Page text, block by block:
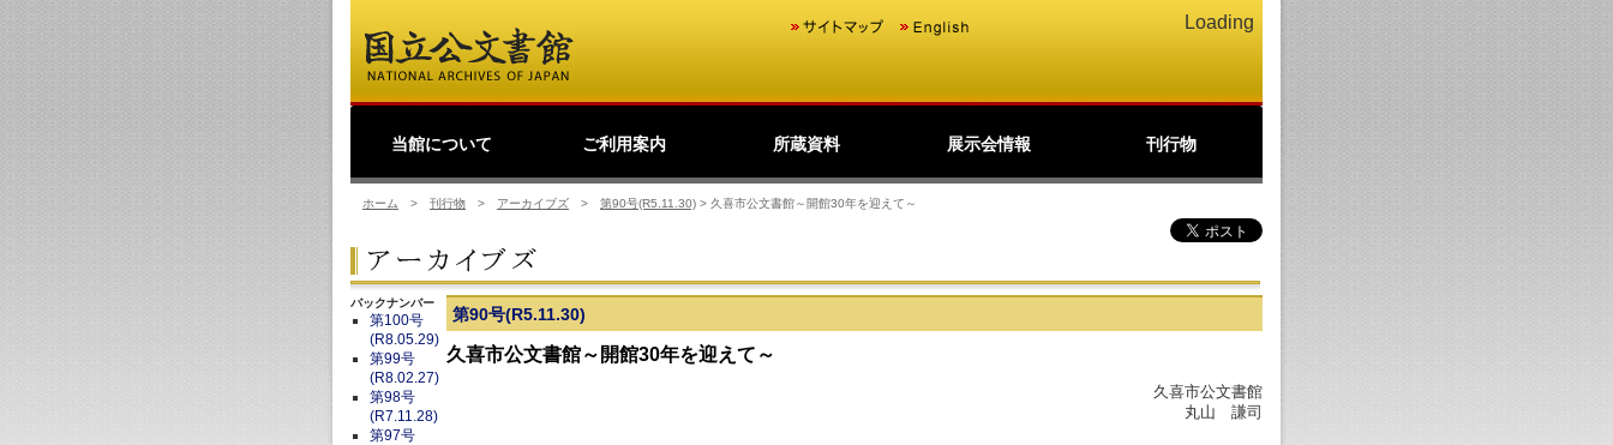
Loading
当館について
館長挨拶
事業理念
公文書館概要
業務・活動
歴史公文書等の移管か
ら利用まで
館主催見学会
調査・研究
研修・全国公文書館会
議
国際交流
ご利用案内
利用規則
閲覧室ご利用案内
写しの交付等のご案内
貸出しその他のご案内
取材のご案内
よくあるご質問
ショップ
友の会
所蔵資料
デジタルアーカイブ
日本のあゆみ
展示会情報
展示会情報
過去の展示会
刊行物
公文書館ニュース
アーカイブズ
北の丸
パンフレット(PDF)
ホーム > 刊行物 > アーカイブズ > 第90号(R5.11.30) > 久喜市公文書館～開館30年を迎えて～
第90号(R5.11.30)
久喜市公文書館～開館30年を迎えて～
久喜市公文書館
丸山 謙司
バックナンバー
第100号
(R8.05.29)
第99号
(R8.02.27)
第98号
(R7.11.28)
第97号